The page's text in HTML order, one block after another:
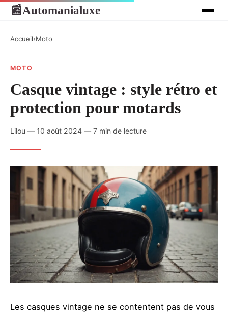
📰Automanialuxe
Accueil›Moto
MOTO
Casque vintage : style rétro et
protection pour motards
Lilou — 10 août 2024 — 7 min de lecture
Les casques vintage ne se contentent pas de vous